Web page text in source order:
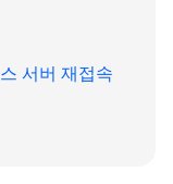
서버 재접속